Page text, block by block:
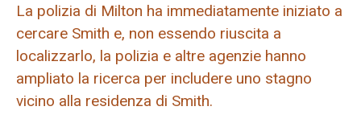
La polizia di Milton ha immediatamente iniziato a
cercare Smith e, non essendo riuscita a
localizzarlo, la polizia e altre agenzie hanno
ampliato la ricerca per includere uno stagno
vicino alla residenza di Smith.